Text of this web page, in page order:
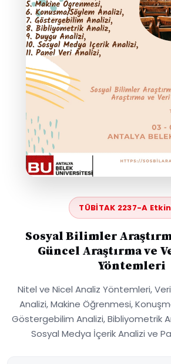
TÜBİTAK 2237-A
Sosyal Bilimler
Güncel Araştırma ve
Yöntemleri
Nitel ve Nicel Analiz Yöntemleri,
Analizi, Makine Öğrenmesi,
Göstergebilim Analizi, Bibliyometrik
Sosyal Medya İçerik Analizi ve